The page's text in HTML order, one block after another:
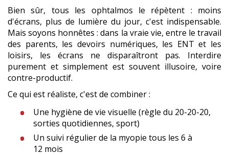
Bien sûr, tous les ophtalmos le répètent : moins
d'écrans, plus de lumière du jour, c'est indispensable.
Mais soyons honnêtes : dans la vraie vie, entre le travail
des parents, les devoirs numériques, les ENT et les
loisirs, les écrans ne disparaîtront pas. Interdire
purement et simplement est souvent illusoire, voire
contre-productif.
Ce qui est réaliste, c'est de combiner :
Une hygiène de vie visuelle (règle du 20-20-20,
sorties quotidiennes, sport)
Un suivi régulier de la myopie tous les 6 à
12 mois